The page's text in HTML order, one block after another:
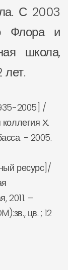
С 2003
Флора и
школа,
2005] /
Х.
- 2005.
ресурс]/
2011. –
цв. ; 12